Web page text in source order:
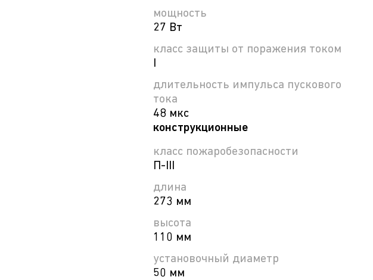
мощность
27 Вт
класс защиты от поражения током
I
длительность импульса пускового
тока
48 мкс
конструкционные
класс пожаробезопасности
П-ІІІ
длина
273 мм
высота
110 мм
установочный диаметр
50 мм